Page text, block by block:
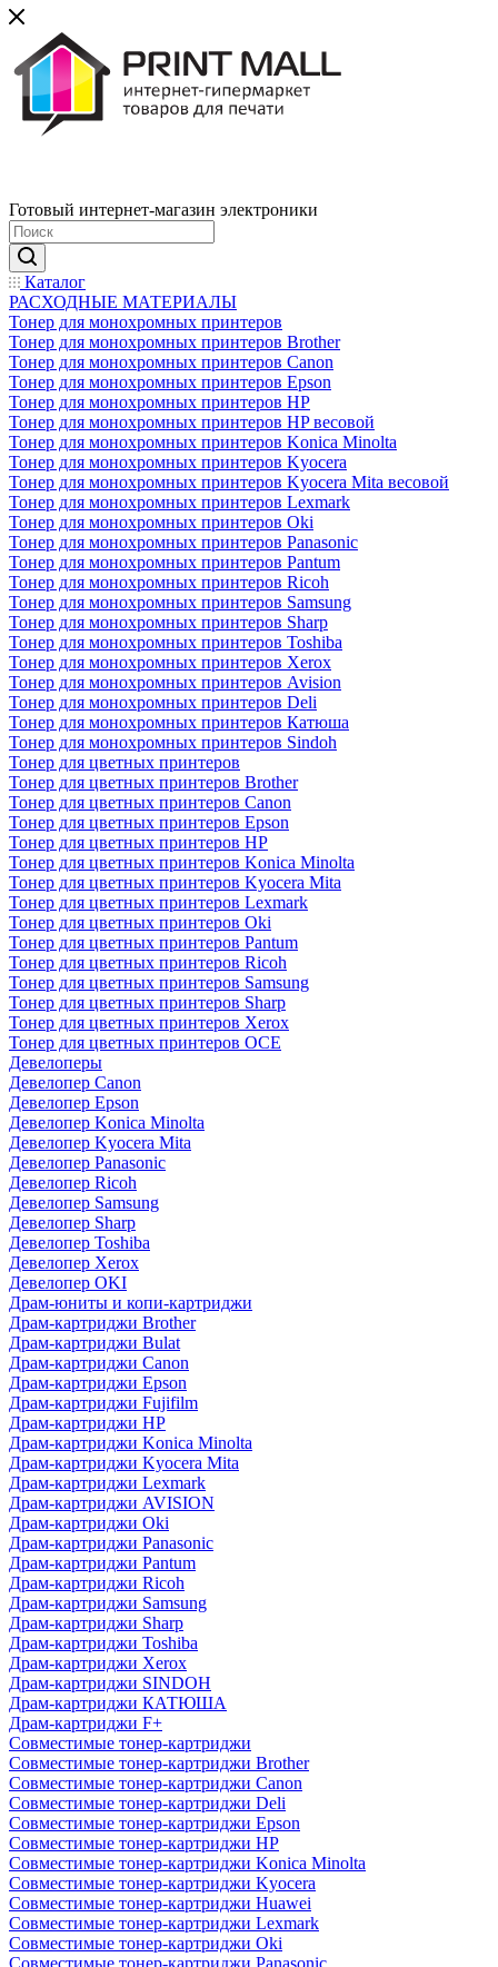
Готовый интернет-магазин электроники
Каталог
РАСХОДНЫЕ МАТЕРИАЛЫ
Тонер для монохромных принтеров
Тонер для монохромных принтеров Brother
Тонер для монохромных принтеров Canon
Тонер для монохромных принтеров Epson
Тонер для монохромных принтеров HP
Тонер для монохромных принтеров HP весовой
Тонер для монохромных принтеров Konica Minolta
Тонер для монохромных принтеров Kyocera
Тонер для монохромных принтеров Kyocera Mita весовой
Тонер для монохромных принтеров Lexmark
Тонер для монохромных принтеров Oki
Тонер для монохромных принтеров Panasonic
Тонер для монохромных принтеров Pantum
Тонер для монохромных принтеров Ricoh
Тонер для монохромных принтеров Samsung
Тонер для монохромных принтеров Sharp
Тонер для монохромных принтеров Toshiba
Тонер для монохромных принтеров Xerox
Тонер для монохромных принтеров Avision
Тонер для монохромных принтеров Deli
Тонер для монохромных принтеров Катюша
Тонер для монохромных принтеров Sindoh
Тонер для цветных принтеров
Тонер для цветных принтеров Brother
Тонер для цветных принтеров Canon
Тонер для цветных принтеров Epson
Тонер для цветных принтеров HP
Тонер для цветных принтеров Konica Minolta
Тонер для цветных принтеров Kyocera Mita
Тонер для цветных принтеров Lexmark
Тонер для цветных принтеров Oki
Тонер для цветных принтеров Pantum
Тонер для цветных принтеров Ricoh
Тонер для цветных принтеров Samsung
Тонер для цветных принтеров Sharp
Тонер для цветных принтеров Xerox
Тонер для цветных принтеров OCE
Девелоперы
Девелопер Canon
Девелопер Epson
Девелопер Konica Minolta
Девелопер Kyocera Mita
Девелопер Panasonic
Девелопер Ricoh
Девелопер Samsung
Девелопер Sharp
Девелопер Toshiba
Девелопер Xerox
Девелопер OKI
Драм-юниты и копи-картриджи
Драм-картриджи Brother
Драм-картриджи Bulat
Драм-картриджи Canon
Драм-картриджи Epson
Драм-картриджи Fujifilm
Драм-картриджи HP
Драм-картриджи Konica Minolta
Драм-картриджи Kyocera Mita
Драм-картриджи Lexmark
Драм-картриджи AVISION
Драм-картриджи Oki
Драм-картриджи Panasonic
Драм-картриджи Pantum
Драм-картриджи Ricoh
Драм-картриджи Samsung
Драм-картриджи Sharp
Драм-картриджи Toshiba
Драм-картриджи Xerox
Драм-картриджи SINDOH
Драм-картриджи КАТЮША
Драм-картриджи F+
Совместимые тонер-картриджи
Совместимые тонер-картриджи Brother
Совместимые тонер-картриджи Canon
Совместимые тонер-картриджи Deli
Совместимые тонер-картриджи Epson
Совместимые тонер-картриджи HP
Совместимые тонер-картриджи Konica Minolta
Совместимые тонер-картриджи Kyocera
Совместимые тонер-картриджи Huawei
Совместимые тонер-картриджи Lexmark
Совместимые тонер-картриджи Oki
Совместимые тонер-картриджи Panasonic